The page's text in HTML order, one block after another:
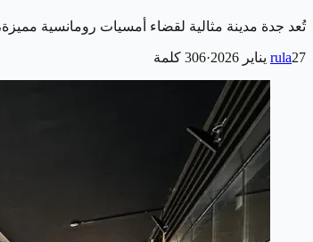
تُعد جدة مدينة مثالية لقضاء أمسيات رومانسية
rula27 يناير 2026 ·
306 كلمة